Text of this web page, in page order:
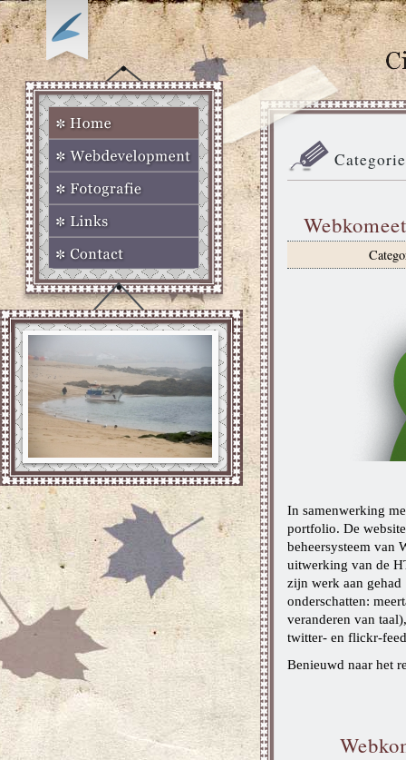
In samenwerking
portfolio. De
beheersysteem van
uitwerking van de
zijn werk aan
onderschatten:
veranderen van
twitter- en flickr-
Benieuwd naar het